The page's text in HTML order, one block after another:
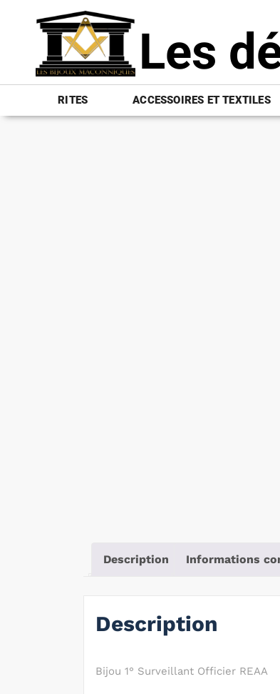
Les
RITES ACCESSOIRES ET TEXTILES
Description Informations
Description
Bijou 1° Surveillant Officier REAA